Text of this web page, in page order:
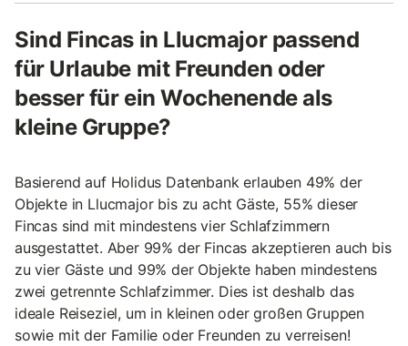
Sind Fincas in Llucmajor passend
für Urlaube mit Freunden oder
besser für ein Wochenende als
kleine Gruppe?
Basierend auf Holidus Datenbank erlauben 49% der
Objekte in Llucmajor bis zu acht Gäste, 55% dieser
Fincas sind mit mindestens vier Schlafzimmern
ausgestattet. Aber 99% der Fincas akzeptieren auch bis
zu vier Gäste und 99% der Objekte haben mindestens
zwei getrennte Schlafzimmer. Dies ist deshalb das
ideale Reiseziel, um in kleinen oder großen Gruppen
sowie mit der Familie oder Freunden zu verreisen!